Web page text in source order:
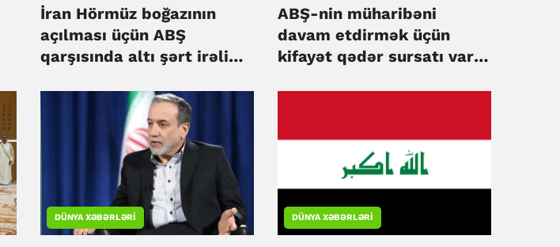
İran Hörmüz boğazının
açılması üçün ABŞ
qarşısında altı şərt irəli
ABŞ-nin müharibəni
davam etdirmək üçün
kifayət qədər sursatı var -
DÜNYA XƏBƏRLƏRI DÜNYA XƏBƏRLƏRI